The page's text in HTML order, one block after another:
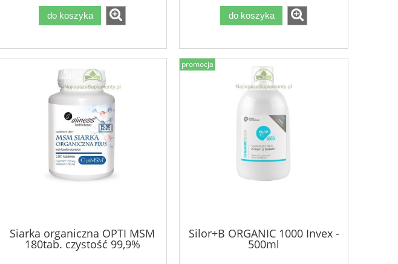
do koszyka do koszyka
Siarka organiczna OPTI MSM
180tab. czystość 99,9%
Silor+B ORGANIC 1000 Invex -
500ml
promocja